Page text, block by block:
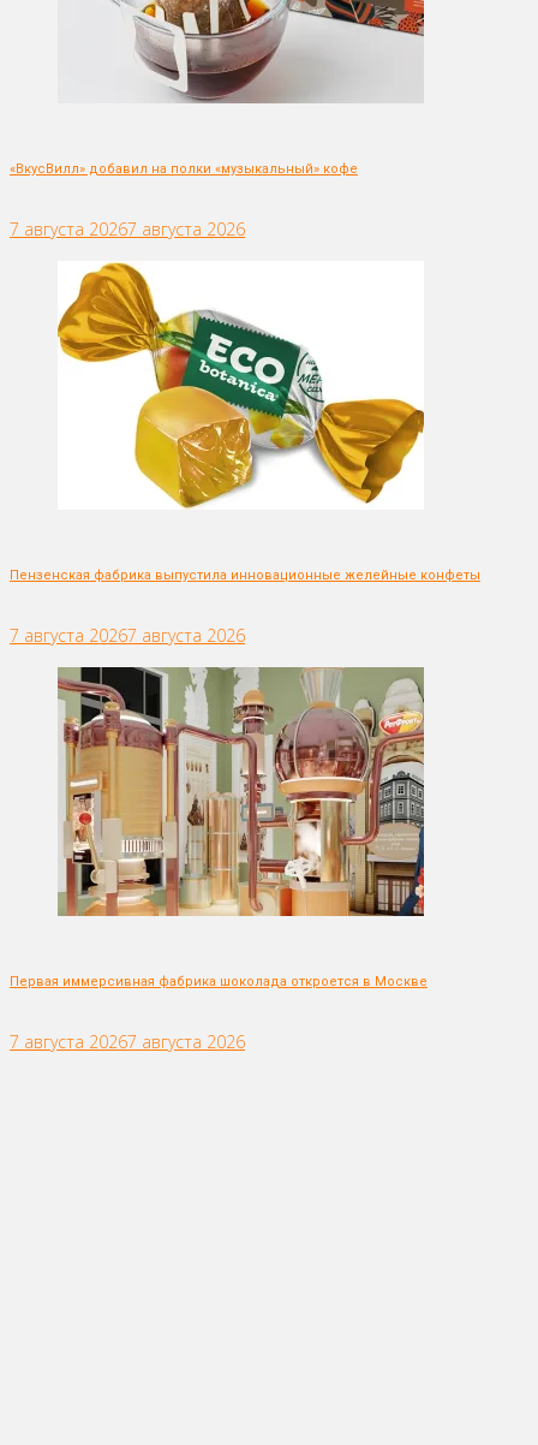
«ВкусВилл» добавил на полки «музыкальный» кофе
7 августа 20267 августа 2026
Пензенская фабрика выпустила инновационные желейные конфеты
7 августа 20267 августа 2026
Первая иммерсивная фабрика шоколада откроется в Москве
7 августа 20267 августа 2026